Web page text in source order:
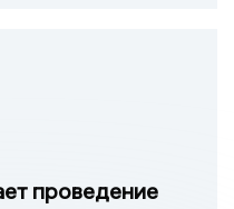
проведение